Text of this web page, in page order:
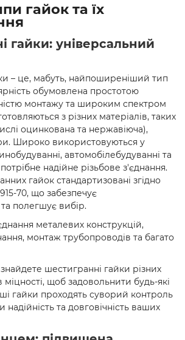
гайок та їх
гайки: універсальний
– це, мабуть, найпоширеніший тип
обумовлена простотою
монтажу та широким спектром
з різних матеріалів, таких
оцинкована та нержавіюча),
Широко використовуються у
автомобілебудуванні та
надійне різьбове з'єднання.
гайок стандартизовані згідно
70, що забезпечує
та полегшує вибір.
металевих конструкцій,
монтаж трубопроводів та багато
шестигранні гайки різних
міцності, щоб задовольнити будь-які
гайки проходять суворий контроль
надійність та довговічність ваших